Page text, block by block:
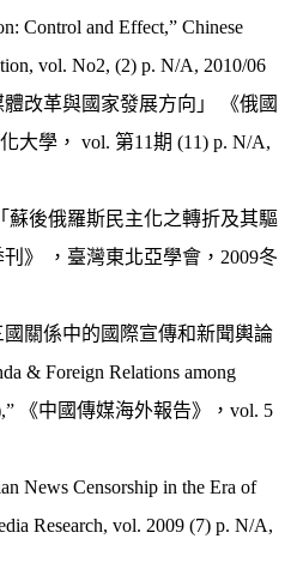
Control and Effect,” Chinese
vol. No2, (2) p. N/A, 2010/06
改革與國家發展方向」 《俄國
大學， vol. 第11期 (11) p. N/A,
蘇後俄羅斯民主化之轉折及其驅
》 ，臺灣東北亞學會，2009冬
關係中的國際宣傳和新聞輿論
& Foreign Relations among
《中國傳媒海外報告》，vol. 5
News Censorship in the Era of
Research, vol. 2009 (7) p. N/A,